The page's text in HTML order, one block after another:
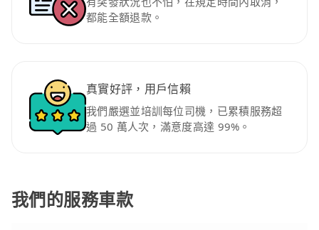
都能全額退款。
真實好評，用戶信賴
我們嚴選並培訓每位司機，已累積服務超
過 50 萬人次，滿意度高達 99%。
我們的服務車款